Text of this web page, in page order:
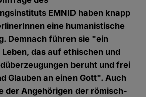
EMNID haben knapp
eine humanistische
Demnach führen sie "ein
das auf ethischen und
beruht und frei
Glauben an einen Gott". Auch
der Angehörigen der römisch-